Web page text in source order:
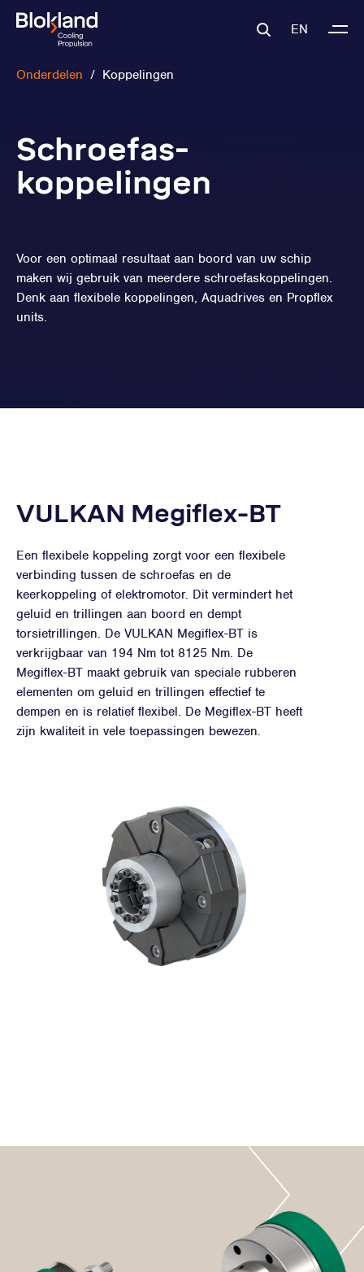
EN
Onderdelen / Koppelingen
Schroefas-
koppelingen
Voor een optimaal resultaat aan boord van uw schip
maken wij gebruik van meerdere schroefaskoppelingen.
Denk aan flexibele koppelingen, Aquadrives en Propflex
units.
VULKAN Megiflex-BT
Een flexibele koppeling zorgt voor een flexibele
verbinding tussen de schroefas en de
keerkoppeling of elektromotor. Dit vermindert het
geluid en trillingen aan boord en dempt
torsietrillingen. De VULKAN Megiflex-BT is
verkrijgbaar van 194 Nm tot 8125 Nm. De
Megiflex-BT maakt gebruik van speciale rubberen
elementen om geluid en trillingen effectief te
dempen en is relatief flexibel. De Megiflex-BT heeft
zijn kwaliteit in vele toepassingen bewezen.